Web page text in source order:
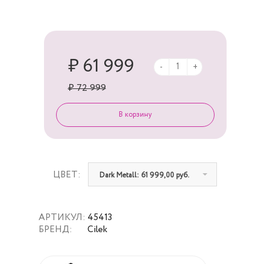
АРТИКУЛ:
БРЕНД:
45413
Cilek
ЦВЕТ: Dark Metall: 61 999,00 руб.
₽ 61 999
₽ 72 999
- +